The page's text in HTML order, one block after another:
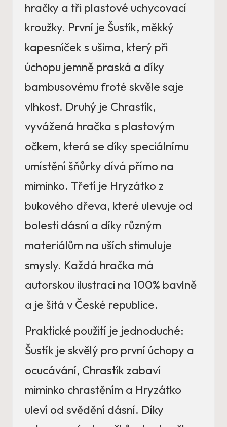
hračky a tři plastové uchycovací
kroužky. První je Šustík, měkký
kapesníček s ušima, který při
úchopu jemně praská a díky
bambusovému froté skvěle saje
vlhkost. Druhý je Chrastík,
vyvážená hračka s plastovým
očkem, která se díky speciálnímu
umístění šňůrky dívá přímo na
miminko. Třetí je Hryzátko z
bukového dřeva, které ulevuje od
bolesti dásní a díky různým
materiálům na uších stimuluje
smysly. Každá hračka má
autorskou ilustraci na 100% bavlně
a je šitá v České republice.
Praktické použití je jednoduché:
Šustík je skvělý pro první úchopy a
ocucávání, Chrastík zabaví
miminko chrastěním a Hryzátko
uleví od svědění dásní. Díky